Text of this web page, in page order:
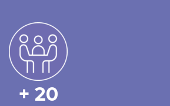
+ 20